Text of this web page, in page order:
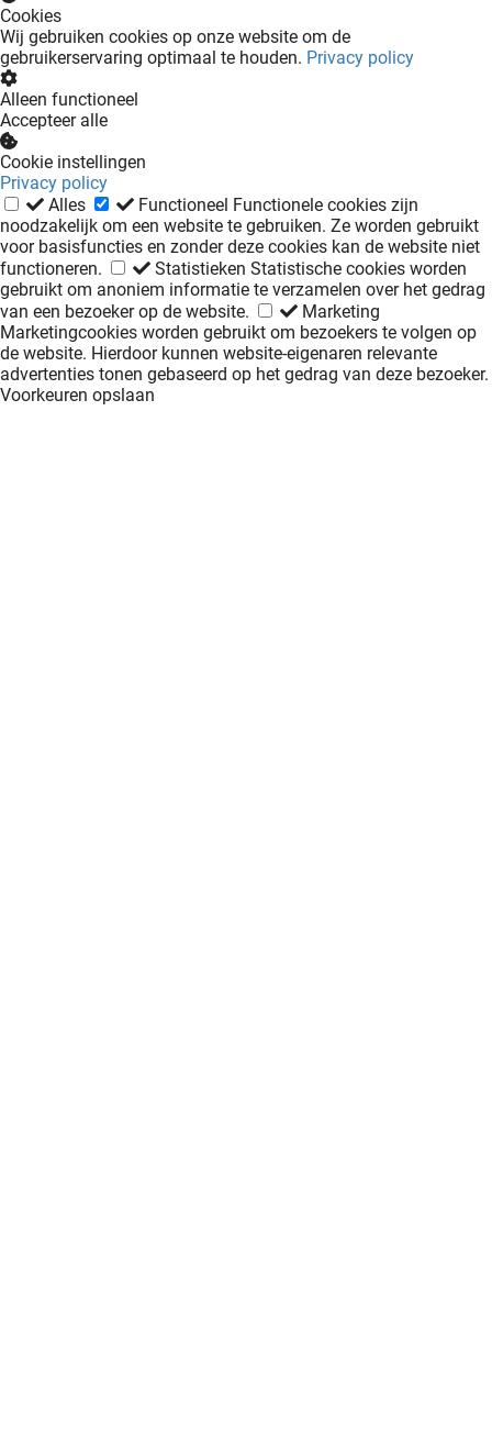
Cookies
Wij gebruiken cookies op onze website om de
gebruikerservaring optimaal te houden. Privacy policy
Alleen functioneel
Accepteer alle
Cookie instellingen
Privacy policy
Alles
Functioneel Functionele cookies zijn
noodzakelijk om een website te gebruiken. Ze worden gebruikt
voor basisfuncties en zonder deze cookies kan de website niet
functioneren.
Statistieken Statistische cookies worden
gebruikt om anoniem informatie te verzamelen over het gedrag
van een bezoeker op de website.
Marketing
Marketingcookies worden gebruikt om bezoekers te volgen op
de website. Hierdoor kunnen website-eigenaren relevante
advertenties tonen gebaseerd op het gedrag van deze bezoeker.
Voorkeuren opslaan